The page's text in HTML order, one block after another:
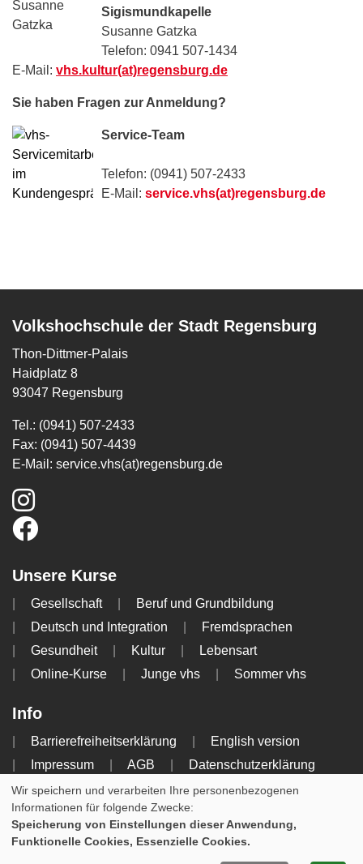
Sigismundkapelle
Susanne Gatzka
Telefon: 0941 507-1434
E-Mail: vhs.kultur(at)regensburg.de
Sie haben Fragen zur Anmeldung?
Service-Team
Telefon: (0941) 507-2433
E-Mail: service.vhs(at)regensburg.de
Volkshochschule der Stadt Regensburg
Thon-Dittmer-Palais
Haidplatz 8
93047 Regensburg
Tel.: (0941) 507-2433
Fax: (0941) 507-4439
E-Mail: service.vhs(at)regensburg.de
Unsere Kurse
Gesellschaft
Beruf und Grundbildung
Deutsch und Integration
Fremdsprachen
Gesundheit
Kultur
Lebensart
Online-Kurse
Junge vhs Sommer vhs
Info
Barrierefreiheitserklärung
English version
Impressum
AGB
Datenschutzerklärung
Widerrufsbelehrung
Cookie Einstellungen
Wir speichern und verarbeiten Ihre personenbezogenen
Informationen für folgende Zwecke:
Speicherung von Einstellungen dieser Anwendung,
Funktionelle Cookies, Essenzielle Cookies.